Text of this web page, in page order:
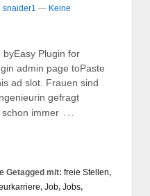
snaider1 — Keine
Plugin for
admin page toPaste
ad slot. Frauen sind
gefragt
immer …
Getagged mit: freie Stellen,
, Job, Jobs,